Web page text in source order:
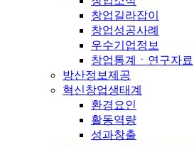
창업길라잡이
창업성공사례
우수기업정보
창업통계ㆍ연구자료
방산정보제공
혁신창업생태계
환경요인
활동역량
성과창출